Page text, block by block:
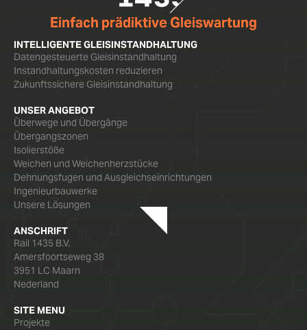
Einfach prädiktive Gleiswartung
INTELLIGENTE GLEISINSTANDHALTUNG
Datengesteuerte Gleisinstandhaltung
Instandhaltungskosten reduzieren
Zukunftssichere Gleisinstandhaltung
UNSER ANGEBOT
Überwege und Übergänge
Übergangszonen
Isolierstöße
Weichen und Weichenherzstücke
Dehnungsfugen und Ausgleichseinrichtungen
Ingenieurbauwerke
Unsere Lösungen
ANSCHRIFT
Rail 1435 B.V.
Amersfoortseweg 38
3951 LC Maarn
Nederland
SITE MENU
Projekte